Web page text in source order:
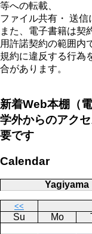
等への転載、
ファイル共有・ 送信
また、電子書籍は契
用許諾契約の範囲内
規約に違反する行為
合があります。
新着Web本棚（
学外からのアク
要です
Calendar
Yagiyama
<<
Su Mo